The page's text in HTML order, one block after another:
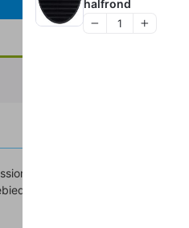
schoonloopmat in de kleur
van vuil en vocht in huis. Bestel
halfrond